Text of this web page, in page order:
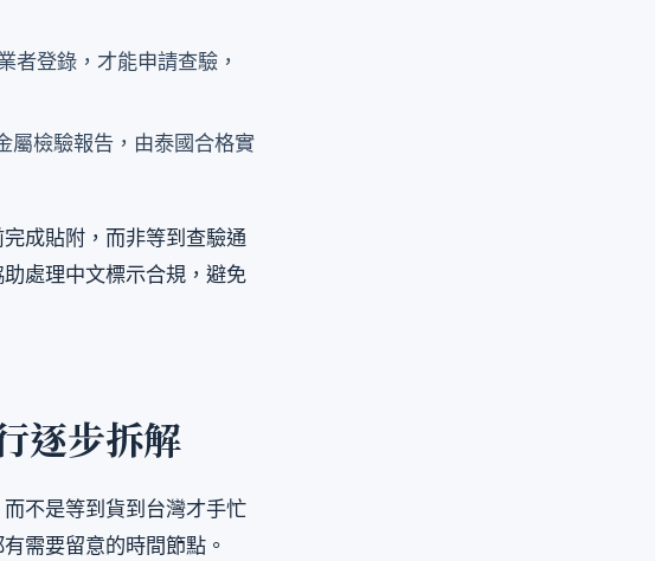
者登錄，才能申請查驗，
屬檢驗報告，由泰國合格實
成貼附，而非等到查驗通
處理中文標示合規，避免
逐步拆解
不是等到貨到台灣才手忙
需要留意的時間節點。